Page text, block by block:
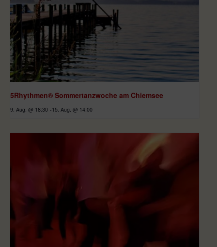
5Rhythmen® Sommertanzwoche am Chiemsee
9. Aug. @ 18:30 -15. Aug. @ 14:00